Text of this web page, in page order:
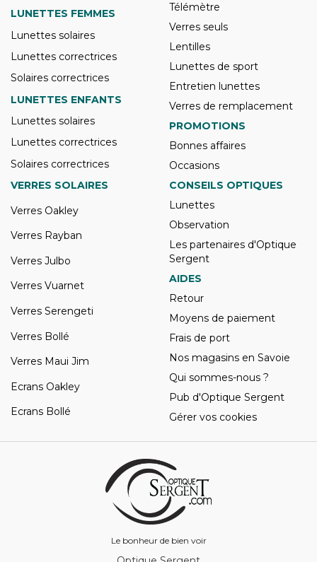
Le bonheur de bien voir
LUNETTES FEMMES
Lunettes solaires
Lunettes correctrices
Solaires correctrices
LUNETTES ENFANTS
Lunettes solaires
Lunettes correctrices
Solaires correctrices
Télémètre
Verres seuls
Lentilles
Lunettes de sport
Entretien lunettes
Verres de remplacement
PROMOTIONS
Bonnes affaires
Occasions
VERRES SOLAIRES
Verres Oakley
Verres Rayban
Verres Julbo
Verres Vuarnet
Verres Serengeti
Verres Bollé
Verres Maui Jim
Ecrans Oakley
Ecrans Bollé
CONSEILS OPTIQUES
Lunettes
Observation
Les partenaires d'Optique
Sergent
AIDES
Retour
Moyens de paiement
Frais de port
Nos magasins en Savoie
Qui sommes-nous ?
Pub d'Optique Sergent
Gérer vos cookies